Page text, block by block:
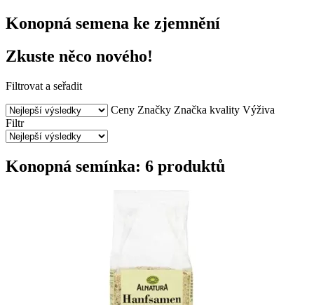
Konopná semena ke zjemnění
Zkuste něco nového!
Filtrovat a seřadit
Ceny Značky Značka kvality Výživa
Filtr
Konopná semínka: 6 produktů